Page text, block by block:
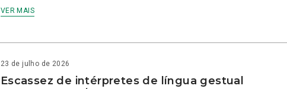
VER MAIS
23 de julho de 2026
Escassez de intérpretes de língua gestual